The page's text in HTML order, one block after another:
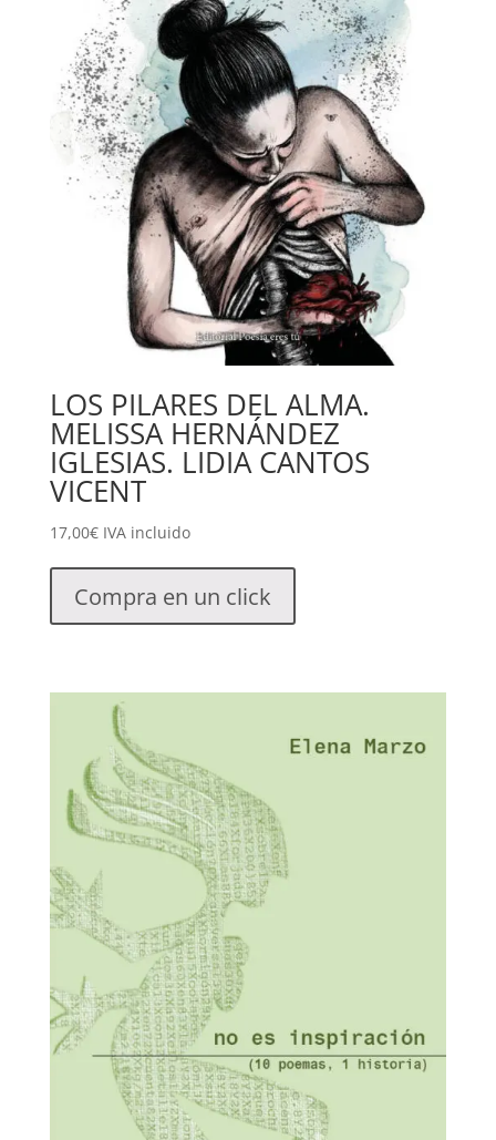
LOS PILARES DEL ALMA.
MELISSA HERNÁNDEZ
IGLESIAS. LIDIA CANTOS
VICENT
17,00€ IVA incluido
Compra en un click